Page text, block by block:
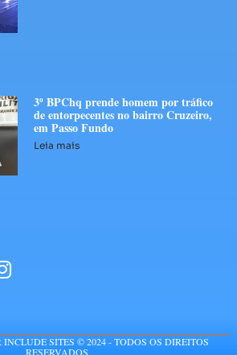
3º BPChq prende homem por tráfico
de entorpecentes no bairro Cruzeiro,
em Passo Fundo
Leia mais
SITES © 2024 - TODOS OS DIREITOS
RESERVADOS